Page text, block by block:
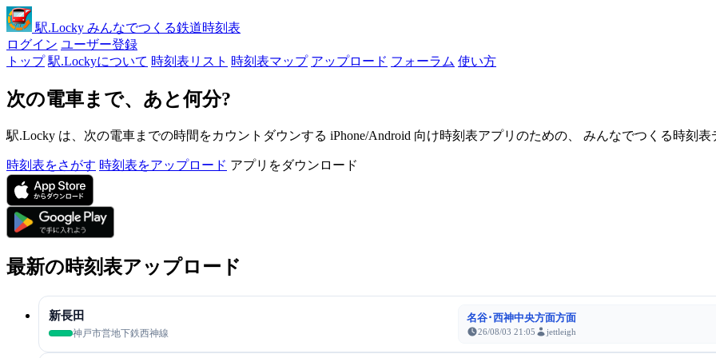
駅.Locky みんなでつくる鉄道時刻表
ログイン ユーザー登録
トップ 駅.Lockyについて 時刻表リスト 時刻表マップ アップロード フォーラム 使い方
次の電車まで、あと何分?
駅.Locky は、次の電車までの時間をカウントダウンする iPhone/Android 向け時刻表アプリのための、 みんなでつくる時刻表
時刻表をさがす 時刻表をアップロード アプリをダウンロード
最新の時刻表アップロード
新長田
神戸市営地下鉄西神線
名谷･西神中央方面方面
26/08/03 21:05 jettleigh